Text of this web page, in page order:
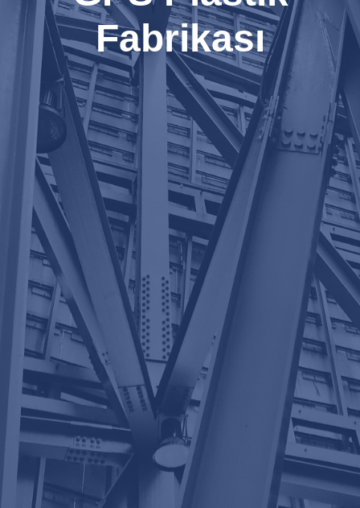
Fabrikası